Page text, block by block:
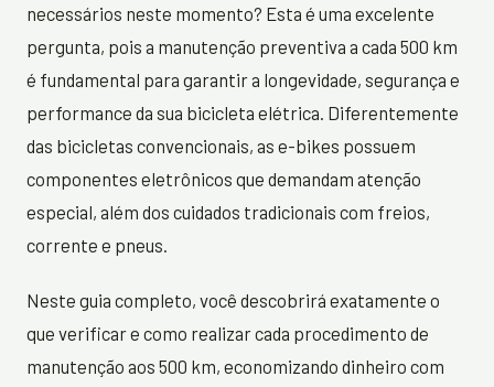
necessários neste momento? Esta é uma excelente
pergunta, pois a manutenção preventiva a cada 500 km
é fundamental para garantir a longevidade, segurança e
performance da sua bicicleta elétrica. Diferentemente
das bicicletas convencionais, as e-bikes possuem
componentes eletrônicos que demandam atenção
especial, além dos cuidados tradicionais com freios,
corrente e pneus.
Neste guia completo, você descobrirá exatamente o
que verificar e como realizar cada procedimento de
manutenção aos 500 km, economizando dinheiro com